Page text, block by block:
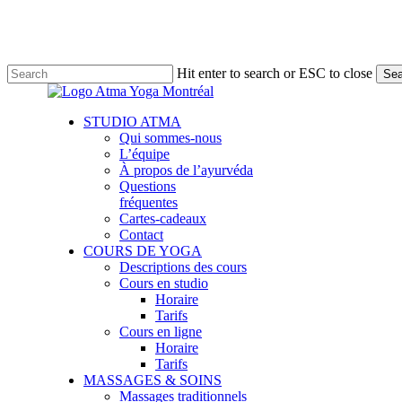
content
Hit enter to search or ESC to close
Menu
STUDIO ATMA
Qui sommes-nous
L’équipe
À propos de l’ayurvéda
Questions
fréquentes
Cartes-cadeaux
Contact
COURS DE YOGA
Descriptions des cours
Cours en studio
Horaire
Tarifs
Cours en ligne
Horaire
Tarifs
MASSAGES & SOINS
Massages traditionnels